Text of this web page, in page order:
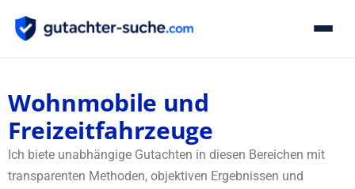
Auftragsbörse
Wohnmobile und
Freizeitfahrzeuge
Ich biete unabhängige Gutachten in diesen Bereichen mit
transparenten Methoden, objektiven Ergebnissen und